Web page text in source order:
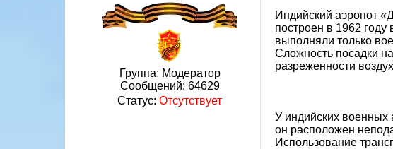
Группа: Модератор
Сообщений: 64629
Статус: Отсутствует
Индийский аэропот
построен в 1962
выполняли только
Сложность посадки
разреженности
У индийских военных
он расположен
Использование